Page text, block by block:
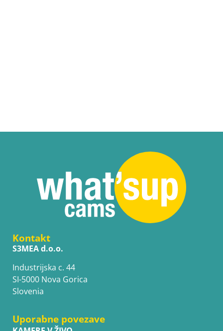
Kontakt
S3MEA d.o.o.
Industrijska c. 44
SI-5000 Nova Gorica
Slovenia
Uporabne povezave